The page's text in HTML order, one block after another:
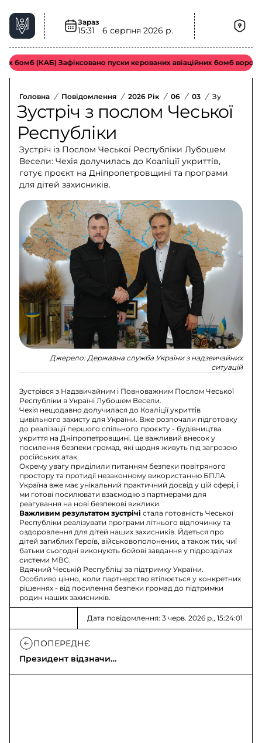
Зараз
15:31 6 серпня 2026 р.
(КАБ) Зафіксовано пуски керованих авіаційних бомб ворожою
Головна / Повідомлення / 2026 Рік / 06 / 03 / Зустріч З
Зустріч з послом Чеської
Республіки
Зустріч із Послом Чеської Республіки Лубошем
Весели: Чехія долучилась до Коаліції укриттів,
готує проєкт на Дніпропетровщині та програми
для дітей захисників.
Джерело:Державна служба України з надзвичайних
ситуацій
Зустрівся з Надзвичайним і Повноважним Послом Чеської
Республіки в Україні Лубошем Весели.
Чехія нещодавно долучилася до Коаліції укриттів
цивільного захисту для України. Вже розпочали підготовку
до реалізації першого спільного проєкту - будівництва
укриття на Дніпропетровщині. Це важливий внесок у
посилення безпеки громад, які щодня живуть під загрозою
російських атак.
Окрему увагу приділили питанням безпеки повітряного
простору та протидії незаконному використанню БПЛА.
Україна вже має унікальний практичний досвід у цій сфері, і
ми готові посилювати взаємодію з партнерами для
реагування на нові безпекові виклики.
Важливим результатом зустрічі стала готовність Чеської
Республіки реалізувати програми літнього відпочинку та
оздоровлення для дітей наших захисників. Йдеться про
дітей загиблих Героїв, військовополонених, а також тих, чиї
батьки сьогодні виконують бойові завдання у підрозділах
системи МВС.
Вдячний Чеській Республіці за підтримку України.
Особливо цінно, коли партнерство втілюється у конкретних
рішеннях - від посилення безпеки громад до підтримки
родин наших захисників.
Дата повідомлення: 3 черв. 2026 р., 15:24:01
ПОПЕРЕДНЄ
Президент відзначив
98 прикордонників